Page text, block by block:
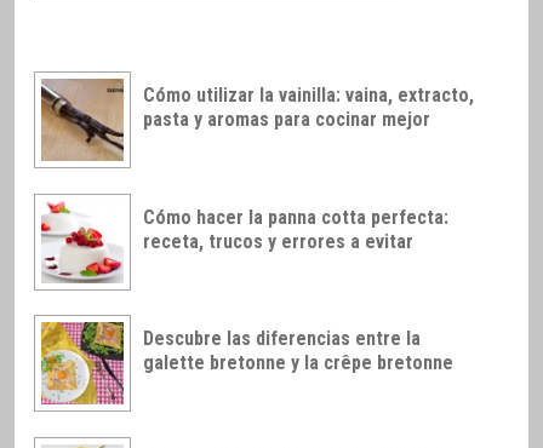
Cómo utilizar la vainilla: vaina, extracto,
pasta y aromas para cocinar mejor
Cómo hacer la panna cotta perfecta:
receta, trucos y errores a evitar
Descubre las diferencias entre la
galette bretonne y la crêpe bretonne